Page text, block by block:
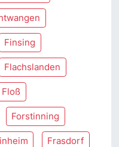
Finsing
Flachslanden
Floß
Forstinning
Frasdorf